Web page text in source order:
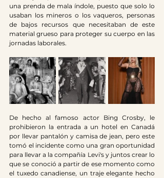
una prenda de mala índole, puesto que solo lo
usaban los mineros o los vaqueros, personas
de bajos recursos que necesitaban de este
material grueso para proteger su cuerpo en las
jornadas laborales.
De hecho al famoso actor Bing Crosby, le
prohibieron la entrada a un hotel en Canadá
por llevar pantalón y camisa de jean, pero este
tomó el incidente como una gran oportunidad
para llevar a la compañía Levi's y juntos crear lo
que se conoció a partir de ese momento como
el tuxedo canadiense, un traje elegante hecho